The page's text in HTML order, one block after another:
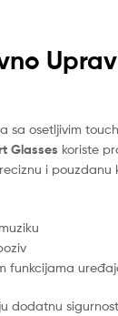
sa osetljivim
Glasses koriste
i pouzdanu
funkcijama
dodatnu